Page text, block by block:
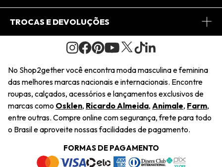
Journal
Saiu na Mídia
Sustentabilidade
Navegando
Termos e Condições
Regulamento e Promoções
Minha Conta
Pedido de Presente
Wishlist
TROCAS E DEVOLUÇÕES
Condições Gerais
Troca Fácil
Restituição de Pagamento
Dúvidas Frequentes
Termos e Condições
No Shop2gether você encontra moda masculina e feminina
das melhores marcas nacionais e internacionais. Encontre
roupas, calçados, acessórios e lançamentos exclusivos de
marcas como Osklen, Ricardo Almeida, Animale, Farm,
entre outras. Compre online com segurança, frete para todo
o Brasil e aproveite nossas facilidades de pagamento.
FORMAS DE PAGAMENTO